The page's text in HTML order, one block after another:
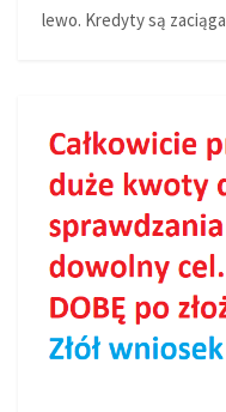
lewo. Kredyty są